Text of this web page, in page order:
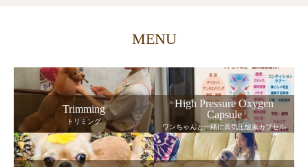
MENU
Trimming
トリミング
High Pressure Oxygen
Capsule
ワンちゃんと一緒に高気圧酸素カプセル